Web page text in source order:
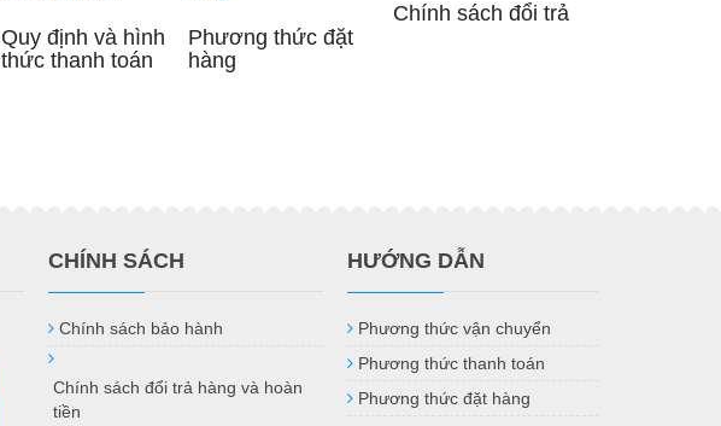
Quy định và hình
thức thanh toán
Phương thức đặt
hàng
Chính sách đổi trả
CHÍNH SÁCH
Chính sách bảo hành
Chính sách đổi trả hàng và hoàn
tiền
HƯỚNG DẪN
Phương thức vận chuyển
Phương thức thanh toán
Phương thức đặt hàng